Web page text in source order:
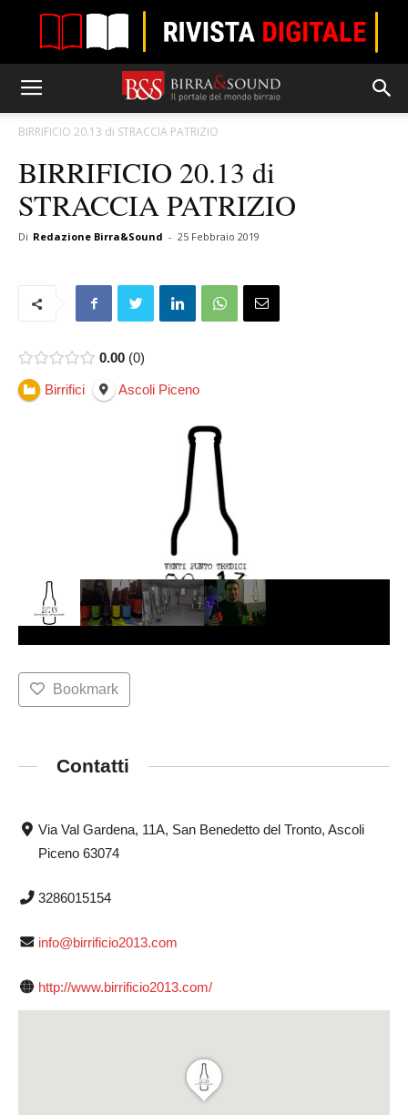
BIRRIFICIO 20.13 di STRACCIA PATRIZIO
BIRRIFICIO 20.13 di
STRACCIA PATRIZIO
Di Redazione Birra&Sound - 25 Febbraio 2019
0.00 0
Birrifici Ascoli Piceno
Bookmark
Contatti
Via Val Gardena, 11A, San Benedetto del Tronto, Ascoli
Piceno 63074
3286015154
info@birrificio2013.com
http://www.birrificio2013.com/